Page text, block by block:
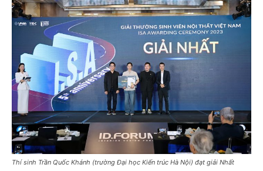
Thí sinh Trần Quốc Khánh (trường Đại học Kiến trúc Hà Nội) đạt giải Nhất